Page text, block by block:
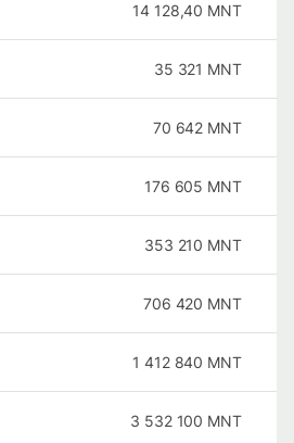
14 128,40 MNT
35 321 MNT
70 642 MNT
176 605 MNT
353 210 MNT
706 420 MNT
1 412 840 MNT
3 532 100 MNT